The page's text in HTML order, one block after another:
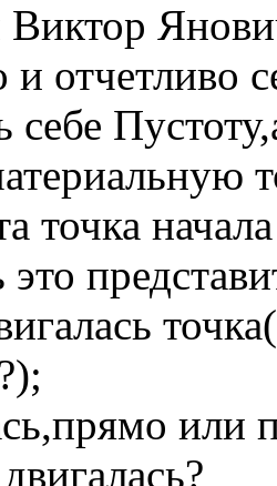
отчетливо
себе
точка
или